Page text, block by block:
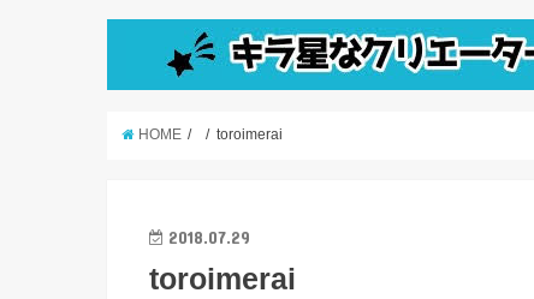
HOME toroimerai
2018.07.29
toroimerai